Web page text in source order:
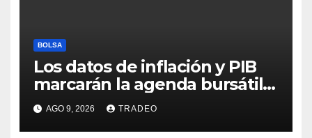
BOLSA
Los datos de inflación y PIB
marcarán la agenda bursátil
de la próxima semana
AGO 9, 2026 TRADEO